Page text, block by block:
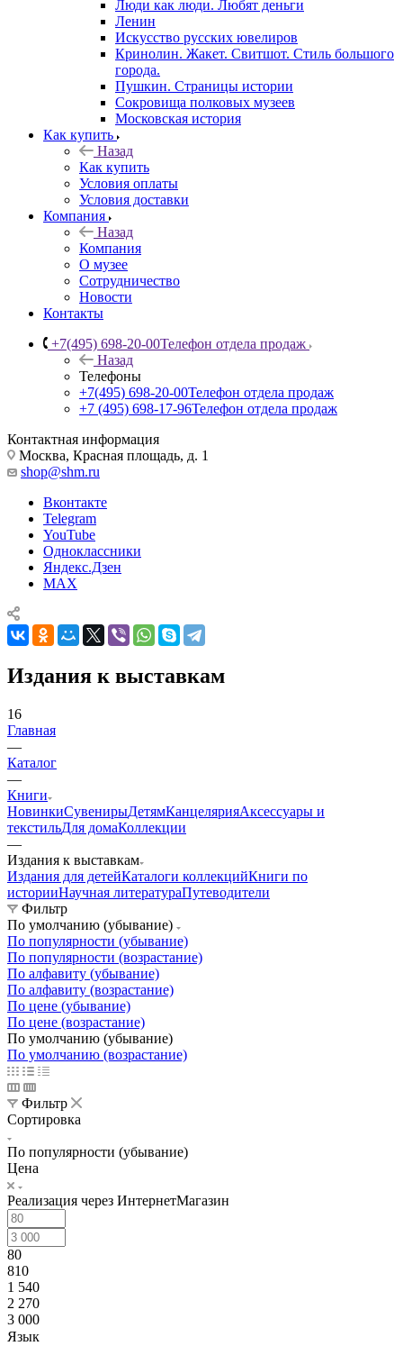
Люди как люди. Любят деньги
Ленин
Искусство русских ювелиров
Кринолин. Жакет. Свитшот. Стиль большого
города.
Пушкин. Страницы истории
Сокровища полковых музеев
Московская история
Как купить
Назад
Как купить
Условия оплаты
Условия доставки
Компания
Назад
Компания
О музее
Сотрудничество
Новости
Контакты
+7(495) 698-20-00Телефон отдела продаж
Назад
Телефоны
+7(495) 698-20-00Телефон отдела продаж
+7 (495) 698-17-96Телефон отдела продаж
Контактная информация
Москва, Красная площадь, д. 1
shop@shm.ru
Вконтакте
Telegram
YouTube
Одноклассники
Яндекс.Дзен
MAX
Издания к выставкам
16
Главная
—
Каталог
—
Книги
НовинкиСувенирыДетямКанцелярияАксессуары и
текстильДля домаКоллекции
—
Издания к выставкам
Издания для детейКаталоги коллекцийКниги по
историиНаучная литератураПутеводители
Фильтр
По умолчанию (убывание)
По популярности (убывание)
По популярности (возрастание)
По алфавиту (убывание)
По алфавиту (возрастание)
По цене (убывание)
По цене (возрастание)
По умолчанию (убывание)
По умолчанию (возрастание)
Фильтр
Сортировка
По популярности (убывание)
Цена
Реализация через ИнтернетМагазин
80
810
1 540
2 270
3 000
Язык